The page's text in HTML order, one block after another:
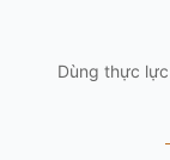
Dùng thực